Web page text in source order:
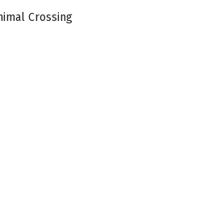
Crossing